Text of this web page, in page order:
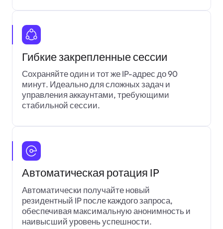
Гибкие закрепленные сессии
Сохраняйте один и тот же IP-адрес до 90
минут. Идеально для сложных задач и
управления аккаунтами, требующими
стабильной сессии.
Автоматическая ротация IP
Автоматически получайте новый
резидентный IP после каждого запроса,
обеспечивая максимальную анонимность и
наивысший уровень успешности.